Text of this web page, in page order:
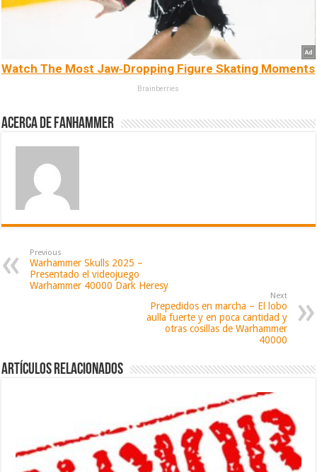
Watch The Most Jaw‑Dropping Figure Skating Moments
Brainberries
Acerca de fanhammer
Previous
Warhammer Skulls 2025 –
Presentado el videojuego
Warhammer 40000 Dark Heresy
Next
Prepedidos en marcha – El lobo
aulla fuerte y en poca cantidad y
otras cosillas de Warhammer
40000
Artículos relacionados